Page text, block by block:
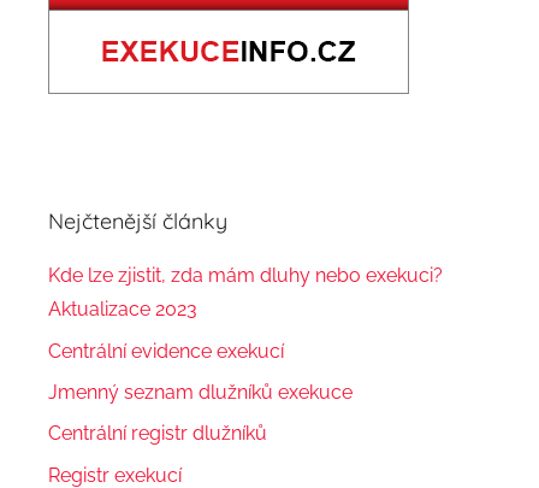
Nejčtenější články
Kde lze zjistit, zda mám dluhy nebo exekuci?
Aktualizace 2023
Centrální evidence exekucí
Jmenný seznam dlužníků exekuce
Centrální registr dlužníků
Registr exekucí